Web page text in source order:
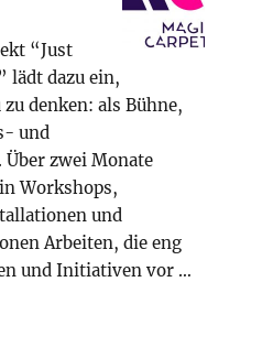
“Just
lädt dazu ein,
denken: als Bühne,
und
zwei Monate
Workshops,
und
Arbeiten, die eng
und Initiativen vor …
8 in Innsbruck“